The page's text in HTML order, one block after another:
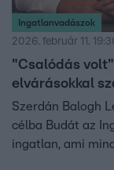
Ingatlanvadászok
2026. február 11.
"Csalódás
elvárásokkal
Szerdán Balogh
célba Budát az
ingatlan, ami